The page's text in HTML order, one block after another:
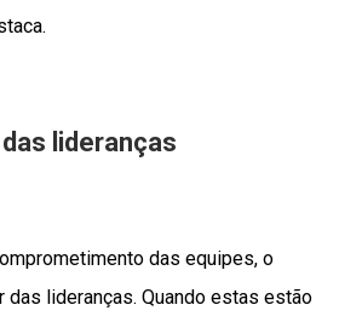
lideranças
das equipes, o
lideranças. Quando estas estão